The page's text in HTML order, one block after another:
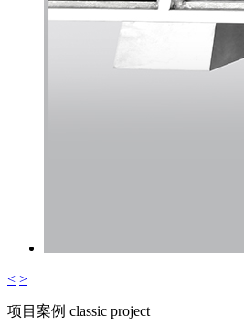
< >
项目案例 classic project